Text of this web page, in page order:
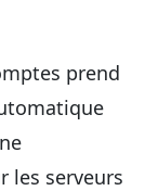
prend
les serveurs